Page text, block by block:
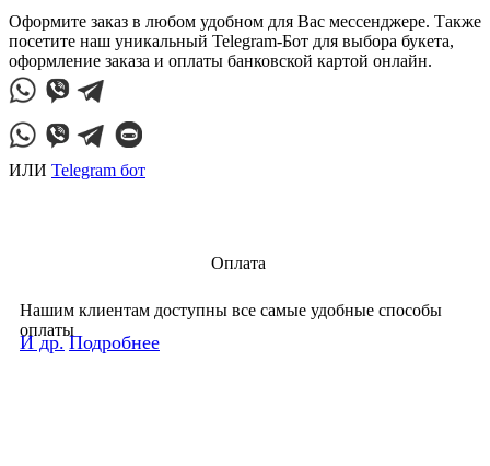
Оформите заказ в любом удобном для Вас мессенджере. Также
посетите наш уникальный Telegram-Бот для выбора букета,
оформление заказа и оплаты банковской картой онлайн.
ИЛИ Telegram бот
Оплата
Нашим клиентам доступны все самые удобные способы
оплаты
И др. Подробнее